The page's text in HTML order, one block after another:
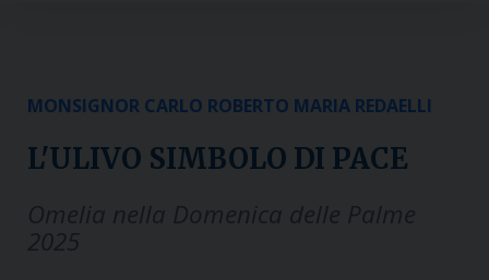
MONSIGNOR CARLO ROBERTO MARIA REDAELLI
L'ULIVO SIMBOLO DI PACE